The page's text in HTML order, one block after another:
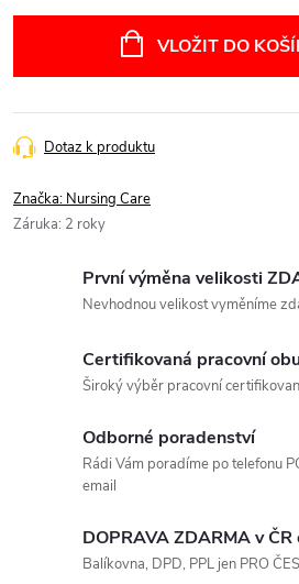
VLOŽIT DO
Dotaz k produktu
Značka: Nursing Care
Záruka: 2 roky
První výměna velikosti
Nevhodnou velikost vyměníme
Certifikovaná pracovní
Široký výběr pracovní
Odborné poradenství
Rádi Vám poradíme po telefonu
email
DOPRAVA ZDARMA v
Balíkovna, DPD, PPL jen PRO